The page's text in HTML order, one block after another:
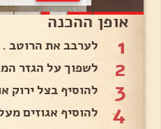
אופן ההכנה
1 לערבב את הרוטב .
2 לשפוך על הגזר
3 להוסיף בצל ירוק
4 להוסיף אגוזים